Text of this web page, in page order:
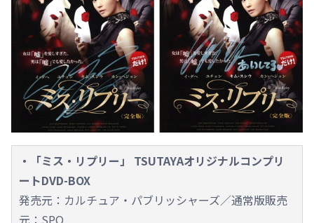
・「ミス・リプリー」 TSUTAYAオリジナルコンプリ
ートDVD-BOX
発売元：カルチュア・パブリッシャーズ／通常版販売
元：SPO